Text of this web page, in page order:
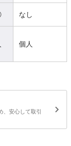
なし
個人
、安心して取引